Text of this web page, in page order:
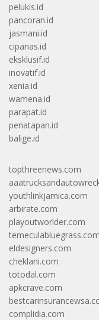
pelukis.id
pancoran.id
jasmani.id
cipanas.id
eksklusif.id
inovatif.id
xenia.id
wamena.id
parapat.id
penatapan.id
balige.id
topthreenews.com
youthlinkjamica.com
arbirate.com
playoutworlder.com
temeculabluegrass.com
eldesigners.com
cheklani.com
totodal.com
apkcrave.com
complidia.com